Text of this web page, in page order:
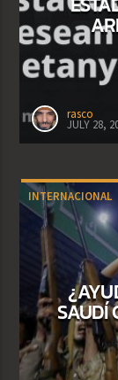
rasco
JULY 28,
INTERNACIONAL
SAUDÍ